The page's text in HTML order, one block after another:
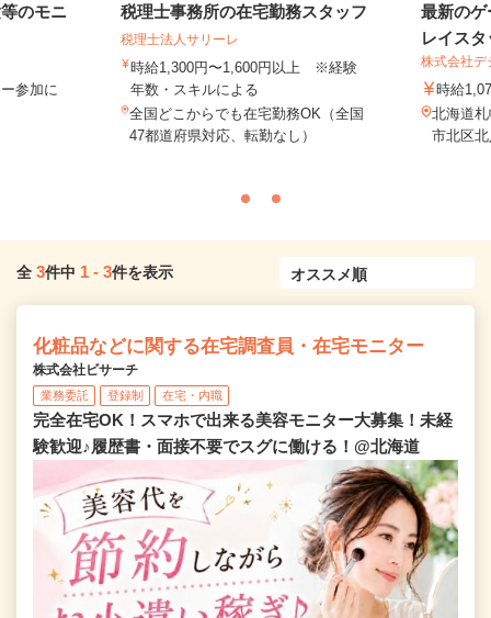
のモニ
参加に
税理士事務所の在宅勤務スタッフ
税理士法人サリーレ
時給1,300円〜1,600円以上 ※経験
年数・スキルによる
全国どこからでも在宅勤務OK（全国
47都道府県対応、転勤なし）
最新のゲ
レイスタ
株式会社
時給
北海道
市北区
全 3件中 1 - 3件を表示
化粧品などに関する在宅調査員・在宅モニター
株式会社ビサーチ
業務委託 登録制 在宅・内職
完全在宅OK！スマホで出来る美容モニター大募集！未経
験歓迎♪履歴書・面接不要でスグに働ける！@北海道